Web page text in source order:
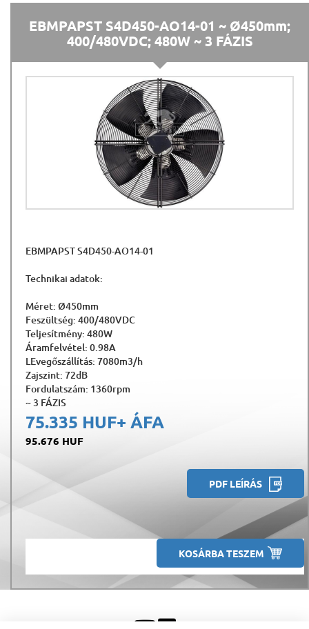
EBMPAPST S4D450-AO14-01 ~ Ø450mm;
400/480VDC; 480W ~ 3 FÁZIS
EBMPAPST S4D450-AO14-01
Technikai adatok:
Méret: Ø450mm
Feszültség: 400/480VDC
Teljesítmény: 480W
Áramfelvétel: 0.98A
LEvegőszállítás: 7080m3/h
Zajszint: 72dB
Fordulatszám: 1360rpm
~ 3 FÁZIS
75.335 HUF+ ÁFA
95.676 HUF
PDF LEÍRÁS
KOSÁRBA TESZEM